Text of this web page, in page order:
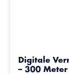
Digitale
– 300